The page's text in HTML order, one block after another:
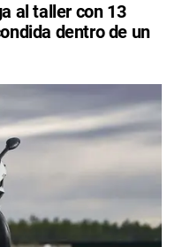
al taller con 13
dentro de un